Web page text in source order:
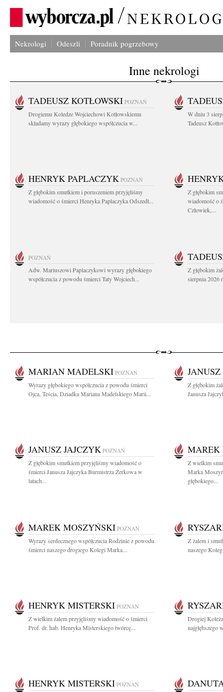
Nekrologi Odeszli Poradnik pogrzebowy
Inne nekrologi
TADEUSZ KOTŁOWSKI POZNAŃ
Drogiemu Koledze Wojciechowi Kotłowskiemu
składamy wyrazy głębokiego współczucia w...
W dniu 3
Tadeusz
HENRYK PAPLACZYK POZNAŃ
Z głębokim smutkiem i poruszeniem przyjęliśmy
wiadomość o śmierci Henryka Paplaczyka Odszedł...
Z głębokim
wiadomość o
Człowiek,...
POZNAŃ
Adw. Mariuszowi Paplaczykowi wyrazy głębokiego
współczucia z powodu śmierci Taty Wojciech...
Z głębokim
sierpnia 2026
MARIAN MADELSKI POZNAŃ
Wyrazy głębokiego współczucia z powodu śmierci
Ojca, Teścia, Dziadka Mariana Madelskiego Marii...
Z głębokim
Janusza
JANUSZ JAJCZYK POZNAŃ
Z głębokim smutkiem przyjęliśmy wiadomość o
śmierci Janusza Jajczyka Burmistrza Żerkowa w
latach...
MAREK
Z wielkim
Marka
głębokiego...
MAREK MOSZYŃSKI POZNAŃ
Wyrazy serdecznego współczucia Rodzinie z powodu
śmierci naszego drogiego Kolegi Marka...
Z żalem i
naszego
HENRYK MISTERSKI POZNAŃ
Z wielkim żalem przyjęliśmy wiadomość o śmierci
Prof. dr. hab. Henryka Misterskiego twórcę...
Drogiej
najgłębszego
HENRYK MISTERSKI POZNAŃ